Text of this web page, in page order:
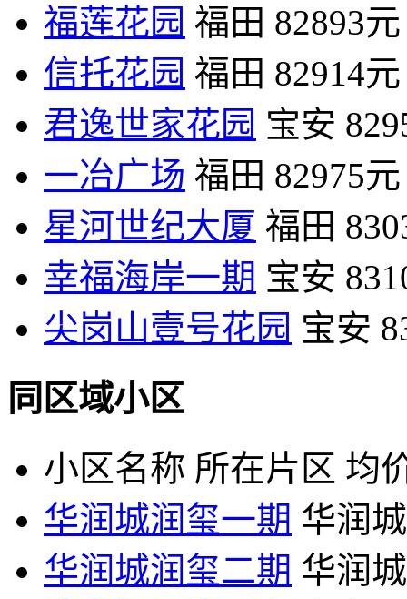
福莲花园 福田 82893元
信托花园 福田 82914元
君逸世家花园 宝安
一冶广场 福田 82975元
星河世纪大厦 福田
幸福海岸一期 宝安
尖岗山壹号花园 宝安
同区域小区
小区名称 所在片区 均
华润城润玺一期 华润城
华润城润玺二期 华润城